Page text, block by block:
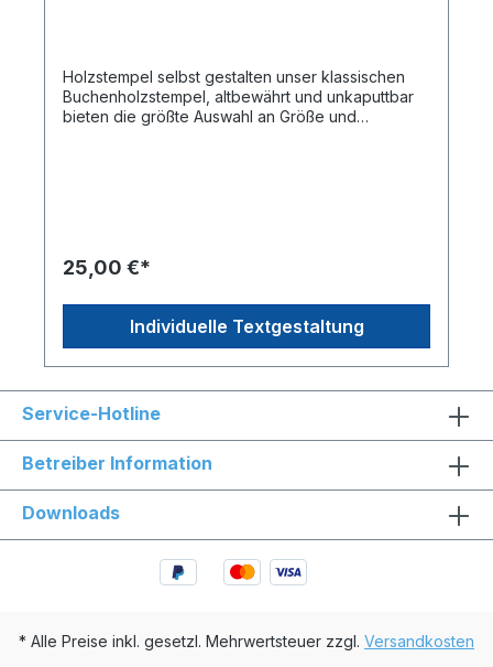
Holzstempel selbst gestalten unser klassischen
Buchenholzstempel, altbewährt und unkaputtbar
bieten die größte Auswahl an Größe und
Handhabung verrichten diese auch nach
noch ihren Dienst sofern der Textinhalt noch
aktuell ist.Unsere Stempelträger aus Buchenholz
klarlackiert bestehen aus Stempelfuß, Stempelgriff
verzapft und verleimt. Das für uns angefertigte
Griffdesign zeichnet sich durch eine abgefräßte
Hand liegt. Sie dient zusätzlich als Markierung um
die Rückseite des Stempels zu
kennzeichnen.Unsere Textplatten
(Stempelplatten) fertigen wir noch traditionell in
zeichnet und nicht verläuft. Das zunächst flüssige
dadurch aus. Die nicht belichteten Stellen bleiben
flüssig und werden anschließen ausgwaschen. Es
25,00 €*
Individuelle Textgestaltung
Service-Hotline
Betreiber Information
Downloads
* Alle Preise inkl. gesetzl. Mehrwertsteuer zzgl. Versandkosten